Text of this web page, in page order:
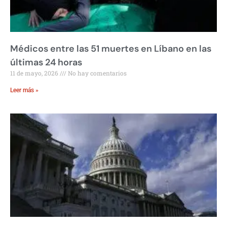
Médicos entre las 51 muertes en Líbano en las
últimas 24 horas
11 de mayo, 2026 No hay comentarios
Leer más »